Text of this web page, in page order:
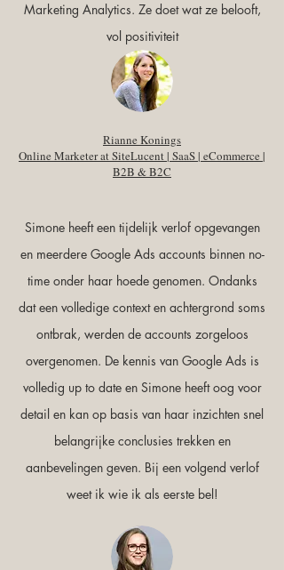
Marketing Analytics. Ze doet wat ze belooft,
vol positiviteit
Rianne Konings
Online Marketer at SiteLucent | SaaS | eCommerce |
B2B & B2C
Simone heeft een tijdelijk verlof opgevangen
en meerdere Google Ads accounts binnen no-
time onder haar hoede genomen. Ondanks
dat een volledige context en achtergrond soms
ontbrak, werden de accounts zorgeloos
overgenomen. De kennis van Google Ads is
volledig up to date en Simone heeft oog voor
detail en kan op basis van haar inzichten snel
belangrijke conclusies trekken en
aanbevelingen geven. Bij een volgend verlof
weet ik wie ik als eerste bel!